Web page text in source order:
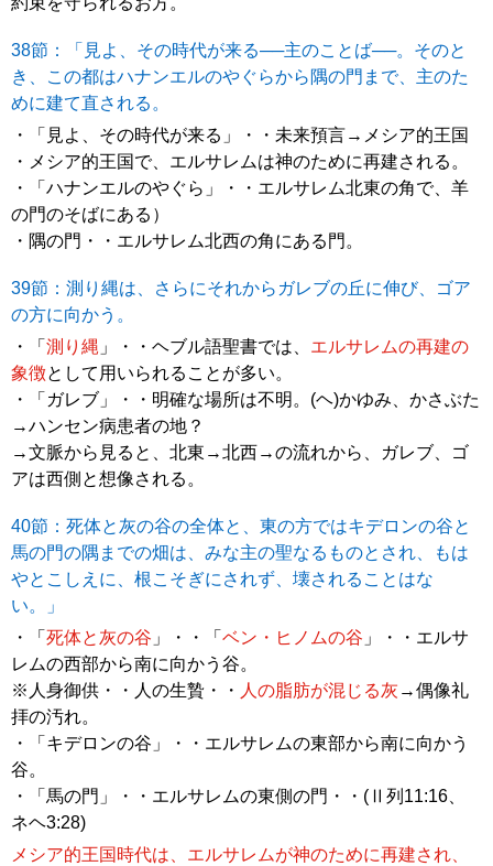
38節：「見よ、その時代が来る──主のことば──。そのと
き、この都はハナンエルのやぐらから隅の門まで、主のた
めに建て直される。
・「見よ、その時代が来る」・・未来預言→メシア的王国
・メシア的王国で、エルサレムは神のために再建される。
・「ハナンエルのやぐら」・・エルサレム北東の角で、羊
の門のそばにある）
・隅の門・・エルサレム北西の角にある門。
39節：測り縄は、さらにそれからガレブの丘に伸び、ゴア
の方に向かう。
・「 測り縄 」・・ヘブル語聖書では、 エルサレムの再建の
象徴として用いられることが多い。
・「ガレブ」・・明確な場所は不明。(ヘ)かゆみ、かさぶた
→ハンセン病患者の地？
→文脈から見ると、北東→北西→の流れから、ガレブ、ゴ
アは西側と想像される。
40節：死体と灰の谷の全体と、東の方ではキデロンの谷と
馬の門の隅までの畑は、みな主の聖なるものとされ、もは
やとこしえに、根こそぎにされず、壊されることはな
い。」
・「 死体と灰の谷 」・・「 ベン・ヒノムの谷 」・・エルサ
レムの西部から南に向かう谷。
※人身御供・・人の生贄・・ 人の脂肪が混じる灰 →偶像礼
拝の汚れ。
・「キデロンの谷」・・エルサレムの東部から南に向かう
谷。
・「馬の門」・・エルサレムの東側の門・・(Ⅱ列11:16、
ネヘ3:28)
メシア的王国時代は、エルサレムが神のために再建され、